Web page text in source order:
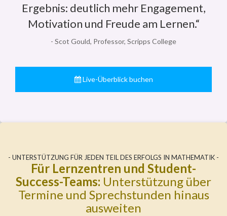
Ergebnis: deutlich mehr Engagement,
Motivation und Freude am Lernen.“
- Scot Gould, Professor, Scripps College
Live-Überblick buchen
- UNTERSTÜTZUNG FÜR JEDEN TEIL DES ERFOLGS IN MATHEMATIK -
Für Lernzentren und Student-
Success-Teams: Unterstützung über
Termine und Sprechstunden hinaus
ausweiten